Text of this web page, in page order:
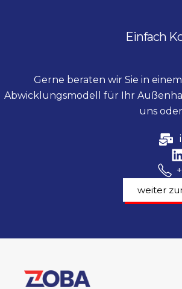
Einfach
Gerne beraten wir Sie in
Abwicklungsmodell für Ihr
uns
weiter